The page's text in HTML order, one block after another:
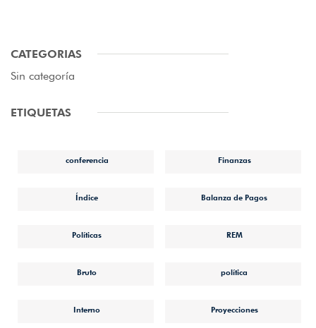
CATEGORIAS
Sin categoría
ETIQUETAS
conferencia Finanzas
Índice Balanza de Pagos
Políticas REM
Bruto política
Interno Proyecciones